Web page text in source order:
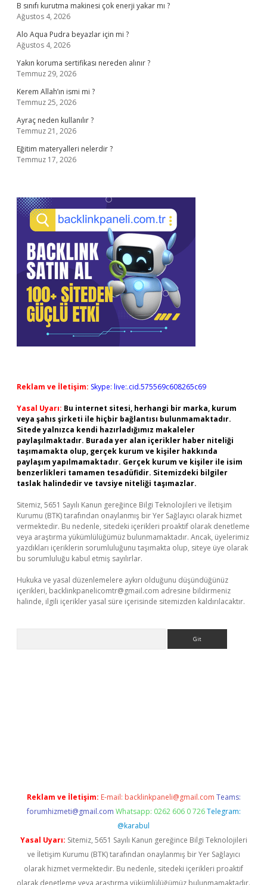
B sınıfı kurutma makinesi çok enerji yakar mı ?
Ağustos 4, 2026
Alo Aqua Pudra beyazlar için mi ?
Ağustos 4, 2026
Yakın koruma sertifikası nereden alınır ?
Temmuz 29, 2026
Kerem Allah’ın ismi mi ?
Temmuz 25, 2026
Ayraç neden kullanılır ?
Temmuz 21, 2026
Eğitim materyalleri nelerdir ?
Temmuz 17, 2026
Reklam ve İletişim: Skype: live:.cid.575569c608265c69
Yasal Uyarı: Bu internet sitesi, herhangi bir marka, kurum
veya şahıs şirketi ile hiçbir bağlantısı bulunmamaktadır.
Sitede yalnızca kendi hazırladığımız makaleler
paylaşılmaktadır. Burada yer alan içerikler haber niteliği
taşımamakta olup, gerçek kurum ve kişiler hakkında
paylaşım yapılmamaktadır. Gerçek kurum ve kişiler ile isim
benzerlikleri tamamen tesadüfidir. Sitemizdeki bilgiler
taslak halindedir ve tavsiye niteliği taşımazlar.
Sitemiz, 5651 Sayılı Kanun gereğince Bilgi Teknolojileri ve İletişim
Kurumu (BTK) tarafından onaylanmış bir Yer Sağlayıcı olarak hizmet
vermektedir. Bu nedenle, sitedeki içerikleri proaktif olarak denetleme
veya araştırma yükümlülüğümüz bulunmamaktadır. Ancak, üyelerimiz
yazdıkları içeriklerin sorumluluğunu taşımakta olup, siteye üye olarak
bu sorumluluğu kabul etmiş sayılırlar.
Hukuka ve yasal düzenlemelere aykırı olduğunu düşündüğünüz
içerikleri, backlinkpanelicomtr@gmail.com adresine bildirmeniz
halinde, ilgili içerikler yasal süre içerisinde sitemizden kaldırılacaktır.
Reklam ve İletişim: E-mail: backlinkpaneli@gmail.com Teams:
forumhizmeti@gmail.com Whatsapp: 0262 606 0 726 Telegram:
@karabul
Yasal Uyarı: Sitemiz, 5651 Sayılı Kanun gereğince Bilgi Teknolojileri
ve İletişim Kurumu (BTK) tarafından onaylanmış bir Yer Sağlayıcı
olarak hizmet vermektedir. Bu nedenle, sitedeki içerikleri proaktif
olarak denetleme veya araştırma yükümlülüğümüz bulunmamaktadır.